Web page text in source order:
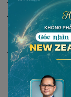
Tiểu bang
trong lĩnh vực
thao… để tăng
kinh tế.
Tại sao nên chọn
Ưu tiên cao cấp:
mục ưu tiên
Môi trường phát